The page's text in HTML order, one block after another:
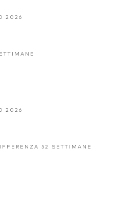
2026
2026
52 SETTIMANE